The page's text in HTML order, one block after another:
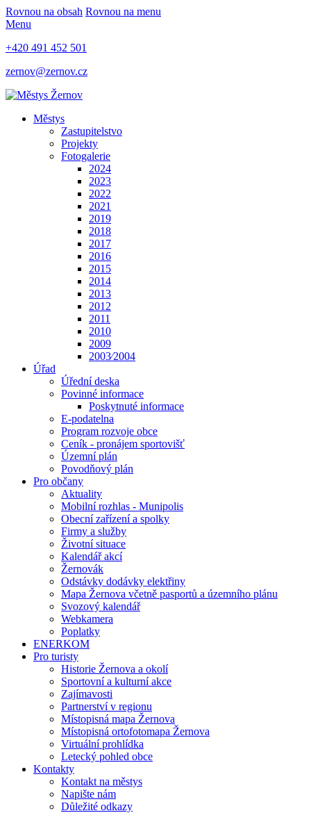
Rovnou na obsah Rovnou na menu
Menu
+420 491 452 501
zernov@zernov.cz
Městys
Zastupitelstvo
Projekty
Fotogalerie
2024
2023
2022
2021
2019
2018
2017
2016
2015
2014
2013
2012
2011
2010
2009
2003⁄2004
Úřad
Úřední deska
Povinné informace
Poskytnuté informace
E-podatelna
Program rozvoje obce
Ceník - pronájem sportovišť
Územní plán
Povodňový plán
Pro občany
Aktuality
Mobilní rozhlas - Munipolis
Obecní zařízení a spolky
Firmy a služby
Životní situace
Kalendář akcí
Žernovák
Odstávky dodávky elektřiny
Mapa Žernova včetně pasportů a územního plánu
Svozový kalendář
Webkamera
Poplatky
ENERKOM
Pro turisty
Historie Žernova a okolí
Sportovní a kulturní akce
Zajímavosti
Partnerství v regionu
Místopisná mapa Žernova
Místopisná ortofotomapa Žernova
Virtuální prohlídka
Letecký pohled obce
Kontakty
Kontakt na městys
Napište nám
Důležité odkazy